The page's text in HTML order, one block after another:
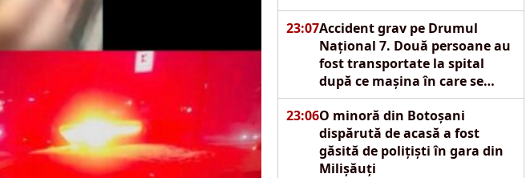
23:07Accident grav pe Drumul
Național 7. Două persoane au
fost transportate la spital
după ce mașina în care se
aflau s-a izbit de un pod
23:06O minoră din Botoșani
dispărută de acasă a fost
găsită de polițiști în gara din
Milișăuți